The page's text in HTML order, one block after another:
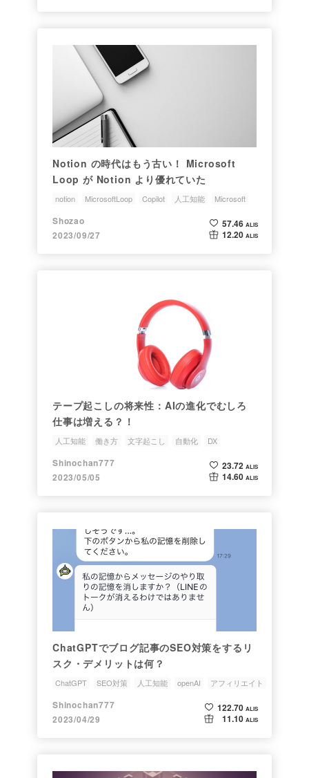
Notion の時代はもう古い！ Microsoft
Loop が Notion より優れていた
notion MicrosoftLoop Copilot 人工知能 Microsoft
Shozao
2023/09/27
57.46 ALIS
12.20 ALIS
テープ起こしの将来性：AIの進化でむしろ
仕事は増える？！
人工知能 働き方 文字起こし 自動化 DX
Shinochan777
2023/05/05
23.72 ALIS
14.60 ALIS
ChatGPTでブログ記事のSEO対策をするリ
スク・デメリットは何？
ChatGPT SEO対策 人工知能 openAI アフィリエイト
Shinochan777
2023/04/29
122.70 ALIS
11.10 ALIS